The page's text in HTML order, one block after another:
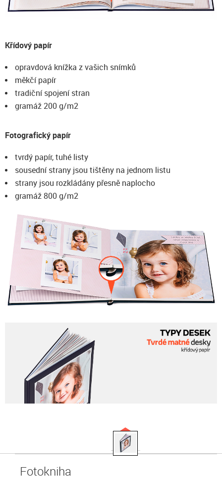
Křídový papír
opravdová knížka z vašich snímků
měkčí papír
tradiční spojení stran
gramáž 200 g/m2
Fotografický papír
tvrdý papír, tuhé listy
sousední strany jsou tištěny na jednom listu
strany jsou rozkládány přesně naplocho
gramáž 800 g/m2
Fotokniha